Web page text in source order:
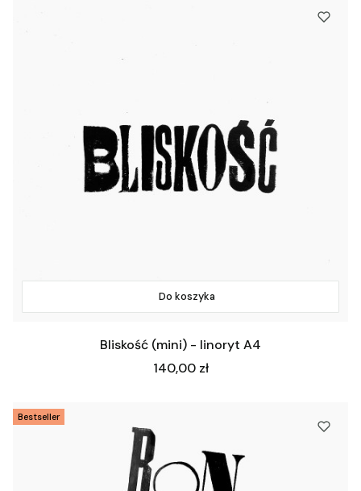
Do koszyka
Bliskość (mini) - linoryt A4
Cena
140,00 zł
Bestseller